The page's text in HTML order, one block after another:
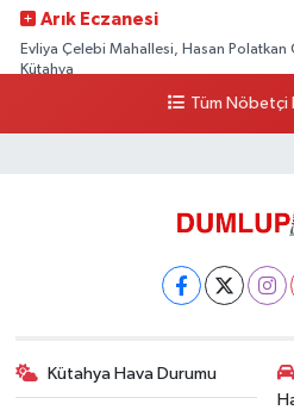
Arık Eczanesi
Evliya Çelebi Mahallesi, Hasan
Kütahya
Yol Tarifi Al
Tüm Nöbetçi
Kütahya Hava Durumu